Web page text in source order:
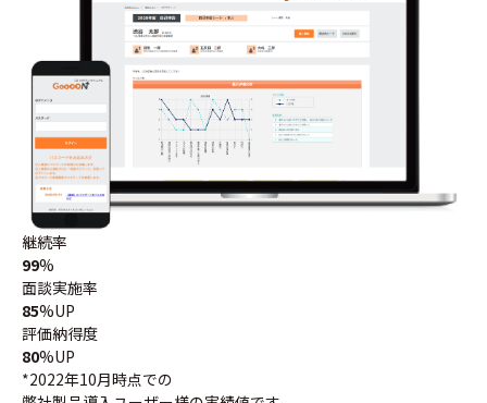
継続率
99%
面談実施率
85%UP
評価納得度
80%UP
*2022年10月時点での